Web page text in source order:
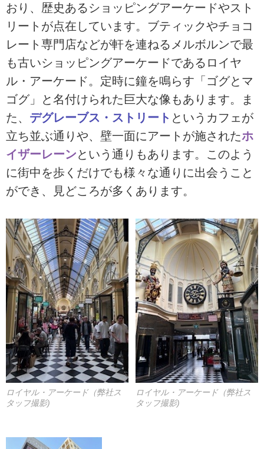
おり、歴史あるショッピングアーケードやスト
リートが点在しています。ブティックやチョコ
レート専門店などが軒を連ねるメルボルンで最
も古いショッピングアーケードであるロイヤ
ル・アーケード。定時に鐘を鳴らす「ゴグとマ
ゴグ」と名付けられた巨大な像もあります。ま
た、 デグレーブス・ストリート というカフェが
立ち並ぶ通りや、壁一面にアートが施されたホ
イザーレーンという通りもあります。このよう
に街中を歩くだけでも様々な通りに出会うこと
ができ、見どころが多くあります。
ロイヤル・アーケード（弊社ス
タッフ撮影)
ロイヤル・アーケード（弊社ス
タッフ撮影)